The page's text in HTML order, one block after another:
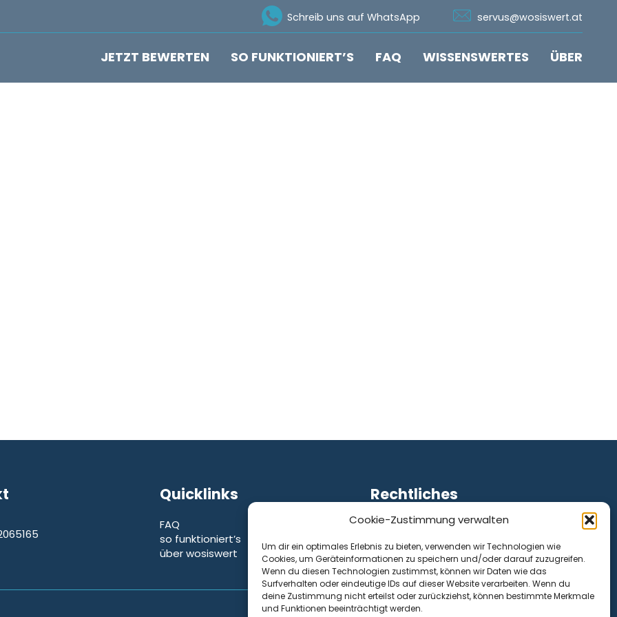
Cookie-Zustimmung verwalten
Um dir ein optimales Erlebnis zu bieten, verwenden wir Technologien wie
Cookies, um Geräteinformationen zu speichern und/oder darauf zuzugreifen.
Wenn du diesen Technologien zustimmst, können wir Daten wie das
Surfverhalten oder eindeutige IDs auf dieser Website verarbeiten. Wenn du
deine Zustimmung nicht erteilst oder zurückziehst, können bestimmte Merkmale
und Funktionen beeinträchtigt werden.
Schreib uns auf WhatsApp
servus@wosiswert.at
JETZT BEWERTEN SO FUNKTIONIERT’S FAQ WISSENSWERTES ÜBER
Quicklinks
FAQ
so funktioniert’s
über wosiswert
Rechtliches
Impressum
Cookie-Richtlinie (EU)